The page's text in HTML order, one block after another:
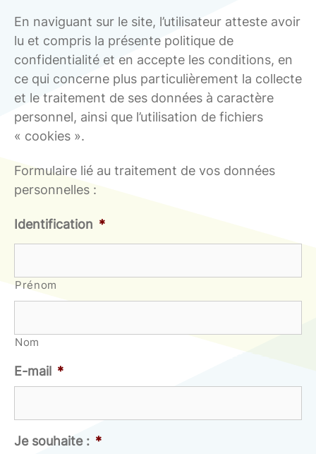
En naviguant sur le site, l’utilisateur atteste avoir
lu et compris la présente politique de
confidentialité et en accepte les conditions, en
ce qui concerne plus particulièrement la collecte
et le traitement de ses données à caractère
personnel, ainsi que l’utilisation de fichiers
« cookies ».
Formulaire lié au traitement de vos données
personnelles :
Identification *
Prénom
Nom
E-mail *
Je souhaite : *